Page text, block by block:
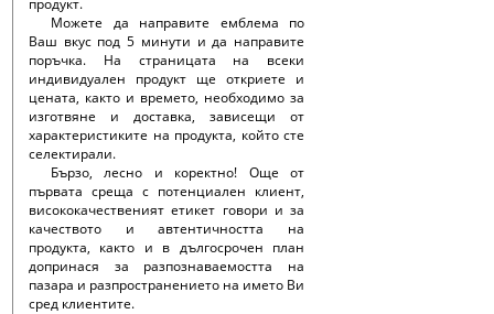
продукт.
Можете да направите емблема по
Ваш вкус под 5 минути и да направите
поръчка. На страницата на всеки
индивидуален продукт ще откриете и
цената, както и времето, необходимо за
изготвяне и доставка, зависещи от
характеристиките на продукта, който сте
селектирали.
Бързо, лесно и коректно! Още от
първата среща с потенциален клиент,
висококачественият етикет говори и за
качеството и автентичността на
продукта, както и в дългосрочен план
допринася за разпознаваемостта на
пазара и разпространението на името Ви
сред клиентите.